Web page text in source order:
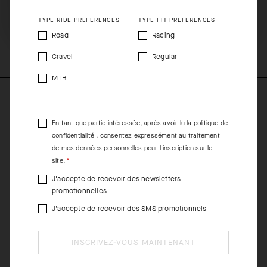
COMPOSITION
TYPE RIDE PREFERENCES
Road
Gravel
MTB
TYPE FIT PREFERENCES
Racing
Regular
En tant que partie intéressée, après avoir lu la politique de
confidentialité , consentez expressément au traitement
de mes données personnelles pour l'inscription sur le
site.
J'accepte de recevoir des newsletters
promotionnelles
J'accepte de recevoir des SMS promotionnels
INSCRIVEZ-VOUS MAINTENANT